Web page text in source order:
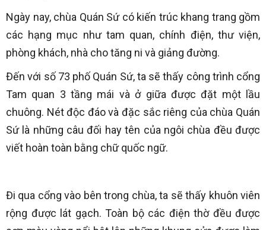
Ngày nay, chùa Quán Sứ có kiến trúc khang trang gồm
các hạng mục như tam quan, chính điện, thư viện,
phòng khách, nhà cho tăng ni và giảng đường.
Đến với số 73 phố Quán Sứ, ta sẽ thấy công trình cổng
Tam quan 3 tầng mái và ở giữa được đặt một lầu
chuông. Nét độc đáo và đặc sắc riêng của chùa Quán
Sứ là những câu đối hay tên của ngôi chùa đều được
viết hoàn toàn bằng chữ quốc ngữ.
Đi qua cổng vào bên trong chùa, ta sẽ thấy khuôn viên
rộng được lát gạch. Toàn bộ các điện thờ đều được